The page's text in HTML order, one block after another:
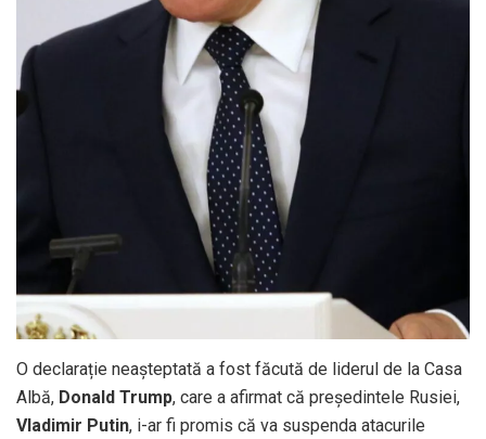
O declarație neașteptată a fost făcută de liderul de la Casa
Albă, Donald Trump, care a afirmat că președintele Rusiei,
Vladimir Putin, i-ar fi promis că va suspenda atacurile